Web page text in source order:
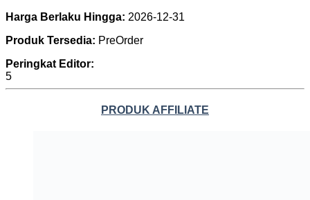
Harga Berlaku Hingga: 2026-12-31
Produk Tersedia: PreOrder
Peringkat Editor:
5
PRODUK AFFILIATE